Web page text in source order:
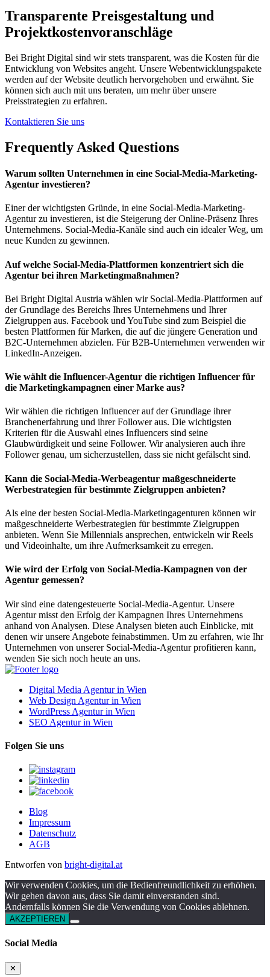
Transparente Preisgestaltung und
Projektkostenvoranschläge
Bei Bright Digital sind wir stets transparent, was die Kosten für die
Entwicklung von Websites angeht. Unsere Webentwicklungspakete
werden auf der Website deutlich hervorgehoben und erwähnt. Sie
können sich auch mit uns beraten, um mehr über unsere
Preisstrategien zu erfahren.
Kontaktieren Sie uns
Frequently Asked Questions
Warum sollten Unternehmen in eine Social-Media-Marketing-
Agentur investieren?
Einer der wichtigsten Gründe, in eine Social-Media-Marketing-
Agentur zu investieren, ist die Steigerung der Online-Präsenz Ihres
Unternehmens. Social-Media-Kanäle sind auch ein idealer Weg, um
neue Kunden zu gewinnen.
Auf welche Social-Media-Plattformen konzentriert sich die
Agentur bei ihren Marketingmaßnahmen?
Bei Bright Digital Austria wählen wir Social-Media-Plattformen auf
der Grundlage des Bereichs Ihres Unternehmens und Ihrer
Zielgruppen aus. Facebook und YouTube sind zum Beispiel die
besten Plattformen für Marken, die auf die jüngere Generation und
B2C-Unternehmen abzielen. Für B2B-Unternehmen verwenden wir
LinkedIn-Anzeigen.
Wie wählt die Influencer-Agentur die richtigen Influencer für
die Marketingkampagnen einer Marke aus?
Wir wählen die richtigen Influencer auf der Grundlage ihrer
Branchenerfahrung und ihrer Follower aus. Die wichtigsten
Kriterien für die Auswahl eines Influencers sind seine
Glaubwürdigkeit und seine Follower. Wir analysieren auch ihre
Follower genau, um sicherzustellen, dass sie nicht gefälscht sind.
Kann die Social-Media-Werbeagentur maßgeschneiderte
Werbestrategien für bestimmte Zielgruppen anbieten?
Als eine der besten Social-Media-Marketingagenturen können wir
maßgeschneiderte Werbestrategien für bestimmte Zielgruppen
anbieten. Wenn Sie Millennials ansprechen, entwickeln wir Reels
und Videoinhalte, um ihre Aufmerksamkeit zu erregen.
Wie wird der Erfolg von Social-Media-Kampagnen von der
Agentur gemessen?
Wir sind eine datengesteuerte Social-Media-Agentur. Unsere
Agentur misst den Erfolg der Kampagnen Ihres Unternehmens
anhand von Analysen. Diese Analysen bieten auch Einblicke, mit
denen wir unsere Angebote feinabstimmen. Um zu erfahren, wie Ihr
Unternehmen von unserer Social-Media-Agentur profitieren kann,
wenden Sie sich noch heute an uns.
Digital Media Agentur in Wien
Web Design Agentur in Wien
WordPress Agentur in Wien
SEO Agentur in Wien
Folgen Sie uns
Blog
Impressum
Datenschutz
AGB
Entworfen von bright-digital.at
Wir verwenden Cookies, um die Bedienfreundlichkeit zu erhöhen.
Wir gehen davon aus, dass Sie damit einverstanden sind.
Andernfalls können Sie die Verwendung von Cookies ablehnen.
AKZEPTIEREN
Social Media
✕